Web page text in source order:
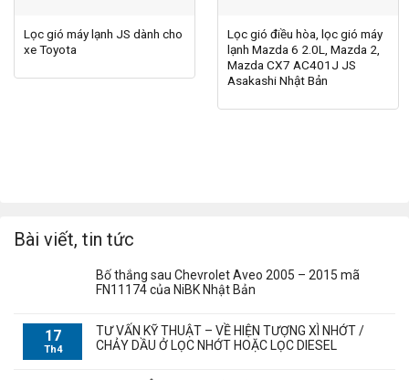
Lọc gió máy lạnh JS dành cho
xe Toyota
Lọc gió điều hòa, lọc gió máy
lạnh Mazda 6 2.0L, Mazda 2,
Mazda CX7 AC401J JS
Asakashi Nhật Bản
Bài viết, tin tức
Bố thắng sau Chevrolet Aveo 2005 – 2015 mã
FN11174 của NiBK Nhật Bản
17
Th4
TƯ VẤN KỸ THUẬT – VỀ HIỆN TƯỢNG XÌ NHỚT /
CHẢY DẦU Ở LỌC NHỚT HOẶC LỌC DIESEL